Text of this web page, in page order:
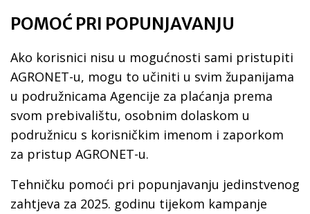
POMOĆ PRI POPUNJAVANJU
Ako korisnici nisu u mogućnosti sami pristupiti
AGRONET-u, mogu to učiniti u svim županijama
u podružnicama Agencije za plaćanja prema
svom prebivalištu, osobnim dolaskom u
podružnicu s korisničkim imenom i zaporkom
za pristup AGRONET-u.
Tehničku pomoći pri popunjavanju jedinstvenog
zahtjeva za 2025. godinu tijekom kampanje